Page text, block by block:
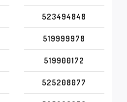
523494848
519999978
519900172
525208077